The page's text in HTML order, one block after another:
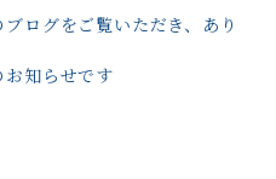
ログをご覧いただき、あり
お知らせです